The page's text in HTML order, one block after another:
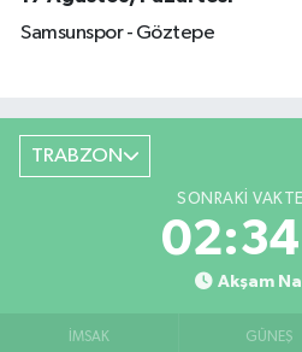
Samsunspor - Göztepe
TRABZON
SONRAKI
Akşam
İMSAK GÜNEŞ